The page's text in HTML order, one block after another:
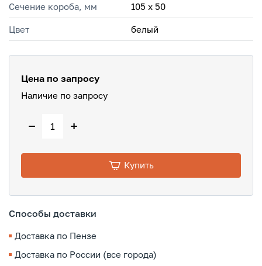
Сечение короба, мм 105 х 50
Цвет белый
Цена по запросу
Наличие по запросу
− +
Купить
Способы доставки
Доставка по Пензе
Доставка по России (все города)